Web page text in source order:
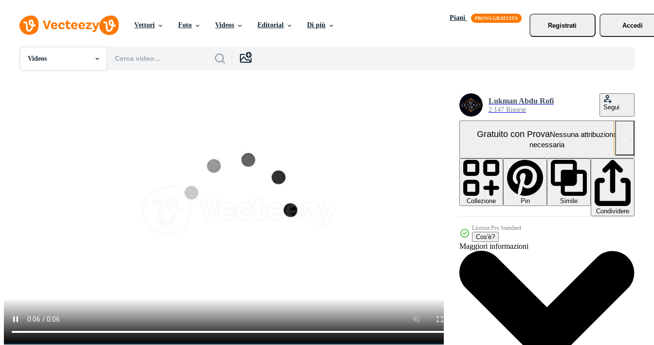
Vettori Foto Videos Editorial Di più
Piani
Registrati
Accedi
Videos
Tutte Immagini
Lukman Abdu Rofi
2.147 Risorse Segui
Gratuito con ProvaNessuna attribuzione
necessaria
Collezione Pin
Simile
Condividere
Licenza Pro Standard
Cos'è?
Maggiori informazioni